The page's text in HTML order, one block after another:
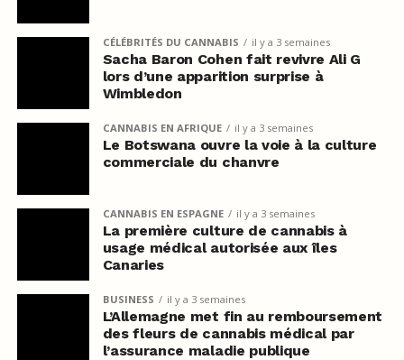
CÉLÉBRITÉS DU CANNABIS il y a 3 semaines
Sacha Baron Cohen fait revivre Ali G
lors d’une apparition surprise à
Wimbledon
CANNABIS EN AFRIQUE il y a 3 semaines
Le Botswana ouvre la voie à la culture
commerciale du chanvre
CANNABIS EN ESPAGNE il y a 3 semaines
La première culture de cannabis à
usage médical autorisée aux îles
Canaries
BUSINESS il y a 3 semaines
L’Allemagne met fin au remboursement
des fleurs de cannabis médical par
l’assurance maladie publique